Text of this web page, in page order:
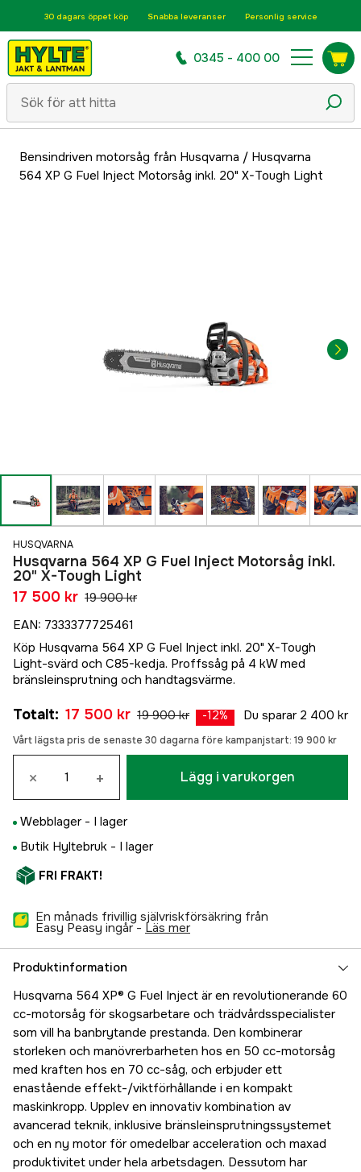
30 dagars öppet köp Snabba leveranser Personlig service
0345 - 400 00
Bensindriven motorsåg från Husqvarna / Husqvarna
564 XP G Fuel Inject Motorsåg inkl. 20" X-Tough Light
HUSQVARNA
Husqvarna 564 XP G Fuel Inject Motorsåg inkl.
20" X-Tough Light
17 500 kr 19 900 kr
EAN: 7333377725461
Köp Husqvarna 564 XP G Fuel Inject inkl. 20" X-Tough
Light-svärd och C85-kedja. Proffssåg på 4 kW med
bränsleinsprutning och handtagsvärme.
Totalt: 17 500 kr 19 900 kr -12% Du sparar 2 400 kr
Vårt lägsta pris de senaste 30 dagarna före kampanjstart: 19 900 kr
× + Lägg i varukorgen
Webblager - I lager
Butik Hyltebruk - I lager
FRI FRAKT!
En månads frivillig självriskförsäkring från
Easy Peasy ingår - läs mer
Produktinformation
Husqvarna 564 XP® G Fuel Inject är en revolutionerande 60
cc-motorsåg för skogsarbetare och trädvårdsspecialister
som vill ha banbrytande prestanda. Den kombinerar
storleken och manövrerbarheten hos en 50 cc-motorsåg
med kraften hos en 70 cc-såg, och erbjuder ett
enastående effekt-/viktförhållande i en kompakt
maskinkropp. Upplev en innovativ kombination av
avancerad teknik, inklusive bränsleinsprutningssystemet
och en ny motor för omedelbar acceleration och maxad
produktivitet under hela arbetsdagen. Dessutom har